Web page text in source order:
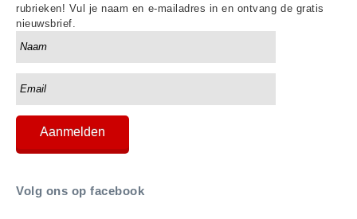
rubrieken! Vul je naam en e-mailadres in en ontvang de gratis
nieuwsbrief.
Volg ons op facebook